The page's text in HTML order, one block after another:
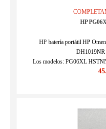
HP
HP batería portátil HP
Los modelos: PG06XL
SKU :